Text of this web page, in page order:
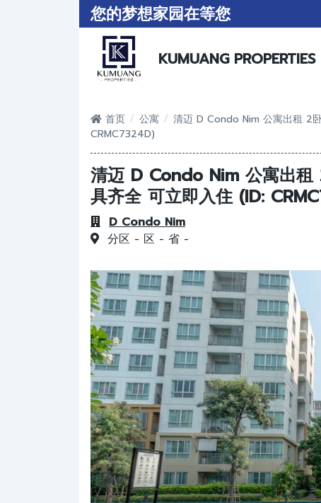
您的梦想家园在等您
KUMUANG PROPERTIES
首页 / 公寓 / 清迈 D Condo Nim 公寓出租 2
CRMC7324D)
清迈 D Condo Nim 公寓出
具齐全 可立即入住 (ID:
D Condo Nim
分区 - 区 - 省 -